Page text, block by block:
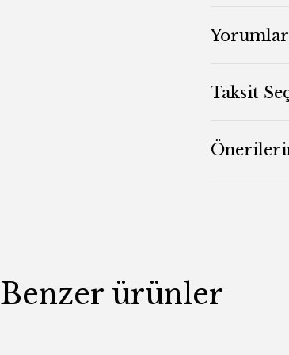
Yorumlar
Taksit
Benzer ürünler